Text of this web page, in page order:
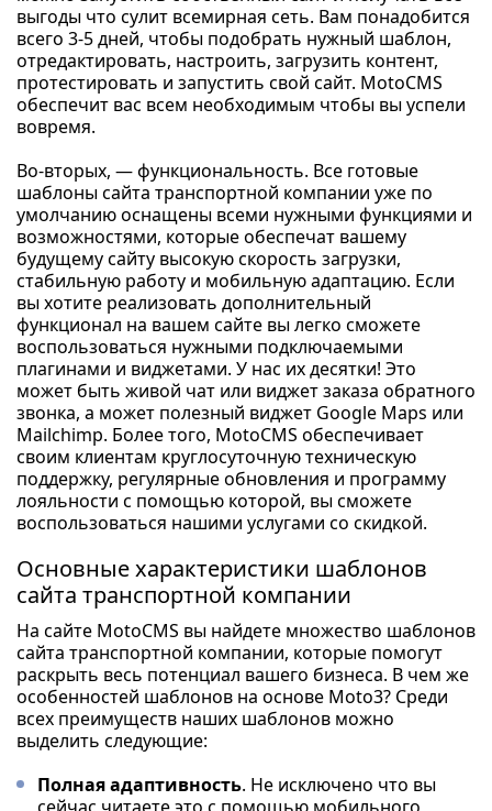
выгоды что сулит всемирная сеть. Вам понадобится
всего 3-5 дней, чтобы подобрать нужный шаблон,
отредактировать, настроить, загрузить контент,
протестировать и запустить свой сайт. MotoCMS
обеспечит вас всем необходимым чтобы вы успели
вовремя.
Во-вторых, — функциональность. Все готовые
шаблоны сайта транспортной компании уже по
умолчанию оснащены всеми нужными функциями и
возможностями, которые обеспечат вашему
будущему сайту высокую скорость загрузки,
стабильную работу и мобильную адаптацию. Если
вы хотите реализовать дополнительный
функционал на вашем сайте вы легко сможете
воспользоваться нужными подключаемыми
плагинами и виджетами. У нас их десятки! Это
может быть живой чат или виджет заказа обратного
звонка, а может полезный виджет Google Maps или
Mailchimp. Более того, MotoCMS обеспечивает
своим клиентам круглосуточную техническую
поддержку, регулярные обновления и программу
лояльности с помощью которой, вы сможете
воспользоваться нашими услугами со скидкой.
Основные характеристики шаблонов
сайта транспортной компании
На сайте MotoCMS вы найдете множество шаблонов
сайта транспортной компании, которые помогут
раскрыть весь потенциал вашего бизнеса. В чем же
особенностей шаблонов на основе Moto3? Среди
всех преимуществ наших шаблонов можно
выделить следующие:
Полная адаптивность. Не исключено что вы